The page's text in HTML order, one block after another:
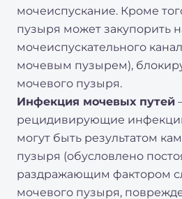
мочеиспускание. Кроме
пузыря может закупорить
мочеиспускательного
мочевым пузырем),
мочевого пузыря.
Инфекция мочевых путей
рецидивирующие
могут быть результатом
пузыря (обусловлено
раздражающим фактором
мочевого пузыря,